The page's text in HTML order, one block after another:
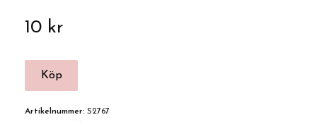
10 kr
Artikelnummer: S2767